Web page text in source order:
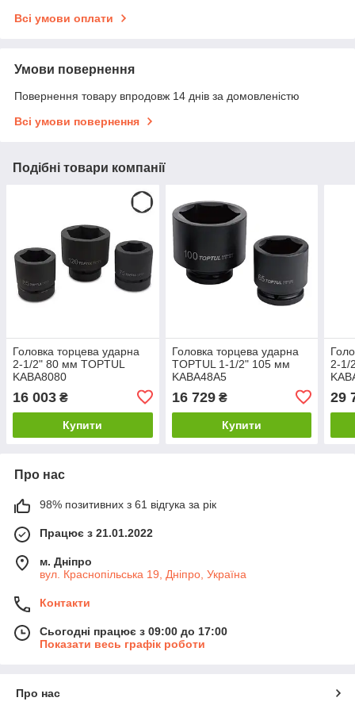
Всі умови оплати
Умови повернення
Повернення товару впродовж 14 днів за домовленістю
Всі умови повернення
Подібні товари компанії
Головка торцева ударна
2-1/2" 80 мм TOPTUL
KABA8080
16 003 ₴
Купити
Головка торцева ударна
TOPTUL 1-1/2" 105 мм
KABA48A5
16 729₴
Купити
2-1/
29
Про нас
98% позитивних з 61 відгука за рік
Працює з 21.01.2022
м. Дніпро
вул. Краснопільська 19, Дніпро, Україна
Контакти
Сьогодні працює з 09:00 до 17:00
Показати весь графік роботи
Про нас